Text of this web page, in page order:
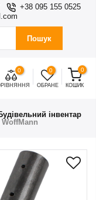
+38 095 155 0525
Пошук
0 0
ОБРАНЕ
0
КОШИК
інвентар